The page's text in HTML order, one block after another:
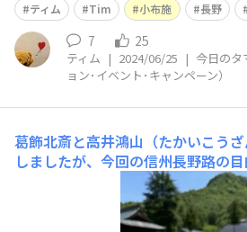
ティム Tim 小布施 長野
7 25
ティム | 2024/06/25 | 今日のタ
ョン･イベント･キャンペーン）
葛飾北斎と高井鴻山（たかいこうざ
しましたが、今回の信州長野路の
松院の話をする前に、葛飾北斎と
の関係をお話いたします。鴻山は
下生でした。師弟の合作のほか、